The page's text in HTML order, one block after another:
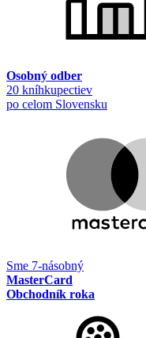
Osobný odber
20 kníhkupectiev
po celom Slovensku
Sme 7-násobný
MasterCard
Obchodník roka